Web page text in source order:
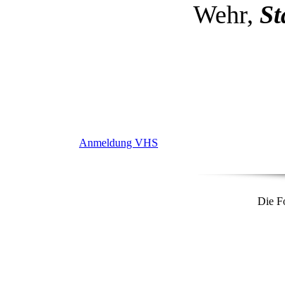
Wehr,
Anmeldung VHS
Die